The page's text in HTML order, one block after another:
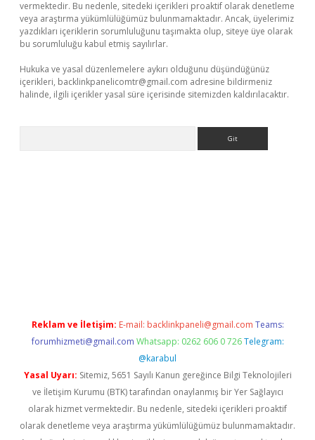
vermektedir. Bu nedenle, sitedeki içerikleri proaktif olarak denetleme
veya araştırma yükümlülüğümüz bulunmamaktadır. Ancak, üyelerimiz
yazdıkları içeriklerin sorumluluğunu taşımakta olup, siteye üye olarak
bu sorumluluğu kabul etmiş sayılırlar.
Hukuka ve yasal düzenlemelere aykırı olduğunu düşündüğünüz
içerikleri, backlinkpanelicomtr@gmail.com adresine bildirmeniz
halinde, ilgili içerikler yasal süre içerisinde sitemizden kaldırılacaktır.
Reklam ve İletişim: E-mail: backlinkpaneli@gmail.com Teams:
forumhizmeti@gmail.com Whatsapp: 0262 606 0 726 Telegram:
@karabul
Yasal Uyarı: Sitemiz, 5651 Sayılı Kanun gereğince Bilgi Teknolojileri
ve İletişim Kurumu (BTK) tarafından onaylanmış bir Yer Sağlayıcı
olarak hizmet vermektedir. Bu nedenle, sitedeki içerikleri proaktif
olarak denetleme veya araştırma yükümlülüğümüz bulunmamaktadır.